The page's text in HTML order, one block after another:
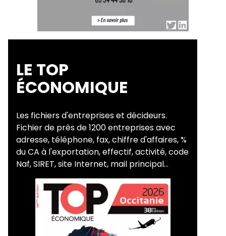
LE TOP
ÉCONOMIQUE
Les fichiers d'entreprises et décideurs.
Fichier de près de 1200 entreprises avec
adresse, téléphone, fax, chiffre d'affaires, %
du CA à l'exportation, effectif, activité, code
Naf, SIRET, site Internet, mail principal...